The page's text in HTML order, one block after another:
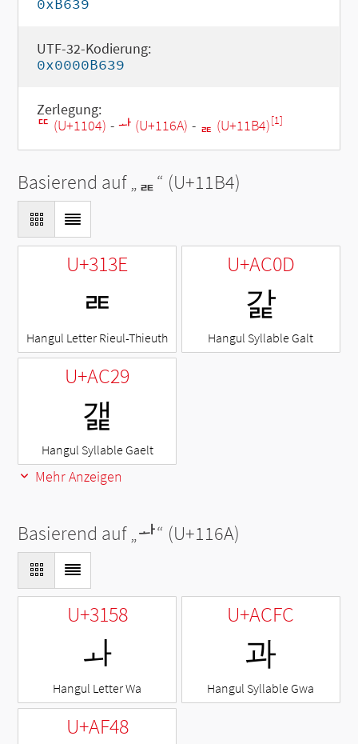
UTF-32-Kodierung:
0x0000B639
Zerlegung:
ᄄ (U+1104) - ᅪ (U+116A) - ᆴ (U+11B4)[1]
Basierend auf „ᆴ“ (U+11B4)
U+313E
ㄾ
Hangul Letter Rieul-Thieuth
U+AC0D
갍
Hangul Syllable Galt
U+AC29
갩
Hangul Syllable Gaelt
Mehr Anzeigen
Basierend auf „ᅪ“ (U+116A)
U+3158
ㅘ
Hangul Letter Wa
U+ACFC
과
Hangul Syllable Gwa
U+AF48